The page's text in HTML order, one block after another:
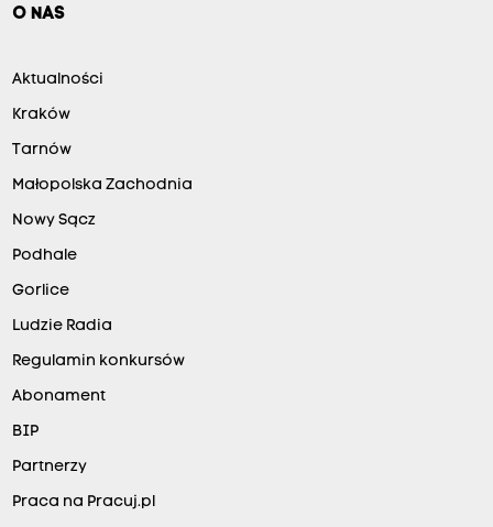
O NAS
Aktualności
Kraków
Tarnów
Małopolska Zachodnia
Nowy Sącz
Podhale
Gorlice
Ludzie Radia
Regulamin konkursów
Abonament
BIP
Partnerzy
Praca na Pracuj.pl